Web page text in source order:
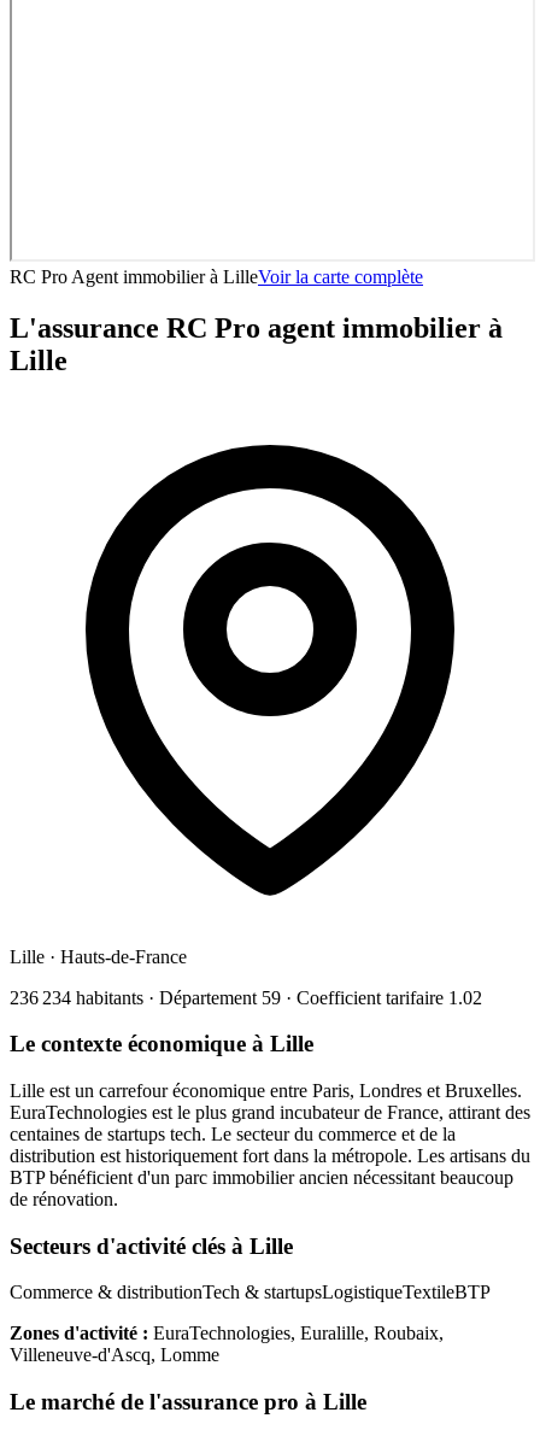
RC Pro Agent immobilierà LilleVoir la carte complète
L'assurance RC Pro agent immobilier à
Lille
Lille · Hauts-de-France
236 234 habitants · Département 59 · Coefficient tarifaire 1.02
Le contexte économique à Lille
Lille est un carrefour économique entre Paris, Londres et Bruxelles.
EuraTechnologies est le plus grand incubateur de France, attirant des
centaines de startups tech. Le secteur du commerce et de la
distribution est historiquement fort dans la métropole. Les artisans du
BTP bénéficient d'un parc immobilier ancien nécessitant beaucoup
de rénovation.
Secteurs d'activité clés à Lille
Commerce & distributionTech & startupsLogistiqueTextileBTP
Zones d'activité : EuraTechnologies, Euralille, Roubaix,
Villeneuve-d'Ascq, Lomme
Le marché de l'assurance pro à Lille